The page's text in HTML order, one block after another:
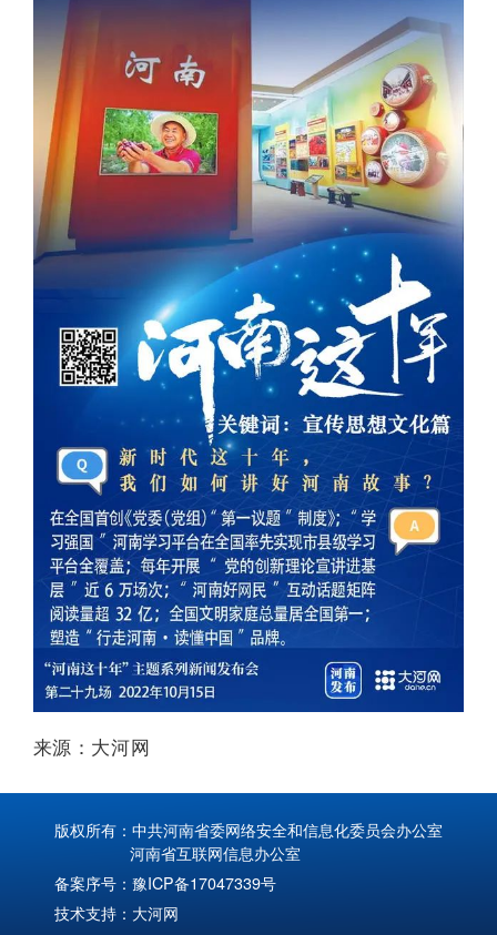
来源：大河网
版权所有：中共河南省委网络安全和信息化委员会办公室
河南省互联网信息办公室
备案序号： 豫ICP备17047339号
技术支持： 大河网